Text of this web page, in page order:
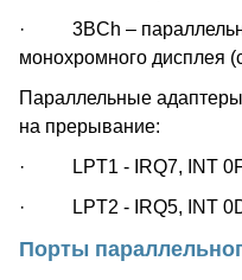
· 3BCh –
монохромного дисплея
Параллельные
на прерывание:
· LPT1 - IRQ7, INT
· LPT2 - IRQ5, INT
Порты